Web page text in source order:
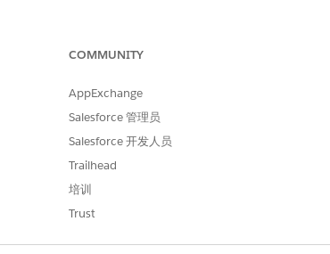
中，将机构医生记录类型添加到
选项”中，将机构医生记录类型添加到“
COMMUNITY
AppExchange
Salesforce 管理员
Salesforce 开发人员
Trailhead
培训
Trust